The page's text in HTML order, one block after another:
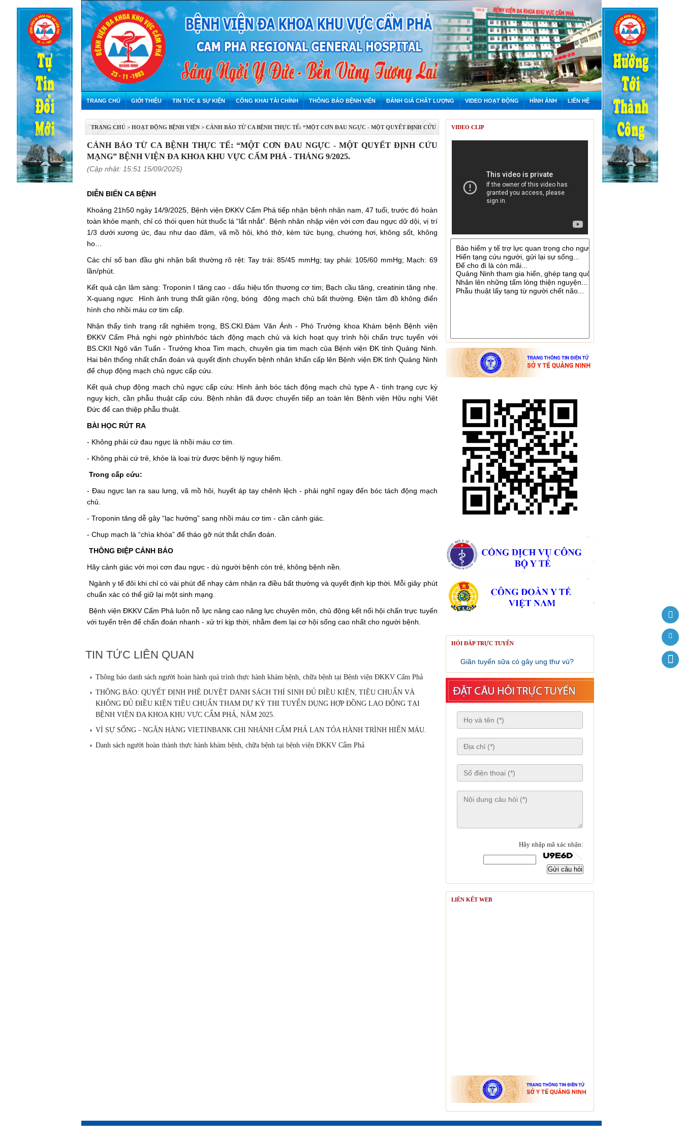
TRANG CHỦ GIỚI THIỆU TIN TỨC & SỰ KIỆN CÔNG KHAI TÀI CHÍNH THÔNG BÁO BỆNH VIỆN ĐÁNH GIÁ CHẤT LƯỢNG VIDEO HOẠT ĐỘNG HÌNH ẢNH LIÊN HỆ
TRANG CHỦ > HOẠT ĐỘNG BỆNH VIỆN > CẢNH BÁO TỪ CA BỆNH THỰC TẾ: “MỘT CƠN ĐAU NGỰC - MỘT QUYẾT ĐỊNH CỨU
MẠNG” Bệnh viện Đa khoa khu vực Cẩm Phả - Tháng 9/2025.
CẢNH BÁO TỪ CA BỆNH THỰC TẾ: “MỘT CƠN ĐAU NGỰC - MỘT QUYẾT ĐỊNH CỨU
MẠNG” BỆNH VIỆN ĐA KHOA KHU VỰC CẨM PHẢ - THÁNG 9/2025.
(Cập nhật: 15:51 15/09/2025)
DIỄN BIẾN CA BỆNH
Khoảng 21h50 ngày 14/9/2025, Bệnh viện ĐKKV Cẩm Phả tiếp nhận bệnh nhân nam, 47 tuổi, trước đó hoàn
toàn khỏe mạnh, chỉ có thói quen hút thuốc lá “lắt nhắt”. Bệnh nhân nhập viện với cơn đau ngực dữ dội, vị trí
1/3 dưới xương ức, đau như dao đâm, vã mồ hôi, khó thở, kèm tức bụng, chướng hơi, không sốt, không
ho…
Các chỉ số ban đầu ghi nhận bất thường rõ rệt: Tay trái: 85/45 mmHg; tay phải: 105/60 mmHg; Mạch: 69
lần/phút.
Kết quả cận lâm sàng: Troponin I tăng cao - dấu hiệu tổn thương cơ tim; Bạch cầu tăng, creatinin tăng nhẹ.
X-quang ngực Hình ảnh trung thất giãn rộng, bóng động mạch chủ bất thường. Điện tâm đồ không điển
hình cho nhồi máu cơ tim cấp.
Nhận thấy tình trạng rất nghiêm trọng, BS.CKI.Đàm Văn Ánh - Phó Trưởng khoa Khám bệnh Bệnh viện
ĐKKV Cẩm Phả nghi ngờ phình/bóc tách động mạch chủ và kích hoạt quy trình hội chẩn trực tuyến với
BS.CKII Ngô văn Tuấn - Trưởng khoa Tim mạch, chuyên gia tim mạch của Bệnh viện ĐK tỉnh Quảng Ninh.
Hai bên thống nhất chẩn đoán và quyết định chuyển bệnh nhân khẩn cấp lên Bệnh viện ĐK tỉnh Quảng Ninh
để chụp động mạch chủ ngực cấp cứu.
Kết quả chụp động mạch chủ ngực cấp cứu: Hình ảnh bóc tách động mạch chủ type A - tình trạng cực kỳ
nguy kịch, cần phẫu thuật cấp cứu. Bệnh nhân đã được chuyển tiếp an toàn lên Bệnh viện Hữu nghị Việt
Đức để can thiệp phẫu thuật.
BÀI HỌC RÚT RA
- Không phải cứ đau ngực là nhồi máu cơ tim.
- Không phải cứ trẻ, khỏe là loại trừ được bệnh lý nguy hiểm.
Trong cấp cứu:
- Đau ngực lan ra sau lưng, vã mồ hôi, huyết áp tay chênh lệch - phải nghĩ ngay đến bóc tách động mạch
chủ.
- Troponin tăng dễ gây “lạc hướng” sang nhồi máu cơ tim - cần cảnh giác.
- Chụp mạch là “chìa khóa” để tháo gỡ nút thắt chẩn đoán.
THÔNG ĐIỆP CẢNH BÁO
Hãy cảnh giác với mọi cơn đau ngực - dù người bệnh còn trẻ, không bệnh nền.
Ngành y tế đôi khi chỉ có vài phút để nhạy cảm nhận ra điều bất thường và quyết định kịp thời. Mỗi giây phút
chuẩn xác có thể giữ lại một sinh mạng.
Bệnh viện ĐKKV Cẩm Phả luôn nỗ lực nâng cao năng lực chuyên môn, chủ động kết nối hội chẩn trực tuyến
với tuyến trên để chẩn đoán nhanh - xử trí kịp thời, nhằm đem lại cơ hội sống cao nhất cho người bệnh.
TIN TỨC LIÊN QUAN
Thông báo danh sách người hoàn hành quá trình thực hành khám bệnh, chữa bệnh tại Bệnh viện ĐKKV Cấm Phả
THÔNG BÁO: QUYẾT ĐỊNH PHÊ DUYỆT DANH SÁCH THÍ SINH ĐỦ ĐIỀU KIỆN, TIÊU CHUẨN VÀ
KHÔNG ĐỦ ĐIỀU KIỆN TIÊU CHUẨN THAM DỰ KỲ THI TUYỂN DỤNG HỢP ĐỒNG LAO ĐỘNG TẠI
BỆNH VIỆN ĐA KHOA KHU VỰC CẨM PHẢ, NĂM 2025.
VÌ SỰ SỐNG - NGÂN HÀNG VIETINBANK CHI NHÁNH CẨM PHẢ LAN TỎA HÀNH TRÌNH HIẾN MÁU.
Danh sách người hoàn thành thực hành khám bệnh, chữa bệnh tại bệnh viện ĐKKV Cẩm Phả
VIDEO CLIP
HỎI ĐÁP TRỰC TUYẾN
Giãn tuyến sữa có gây ung thư vú?
Hãy nhập mã xác nhận:
Gửi câu hỏi
LIÊN KẾT WEB